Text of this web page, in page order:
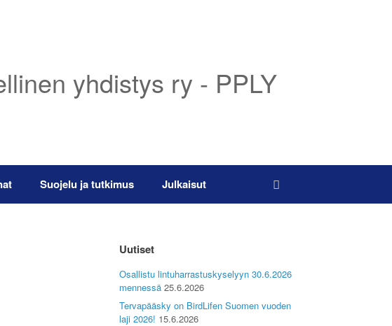
yhdistys ry - PPLY
Suojelu ja tutkimus Julkaisut
Uutiset
Osallistu lintuharrastuskyselyyn 30.6.2026
mennessä 25.6.2026
Tervapääsky on BirdLifen Suomen vuoden
laji 2026! 15.6.2026